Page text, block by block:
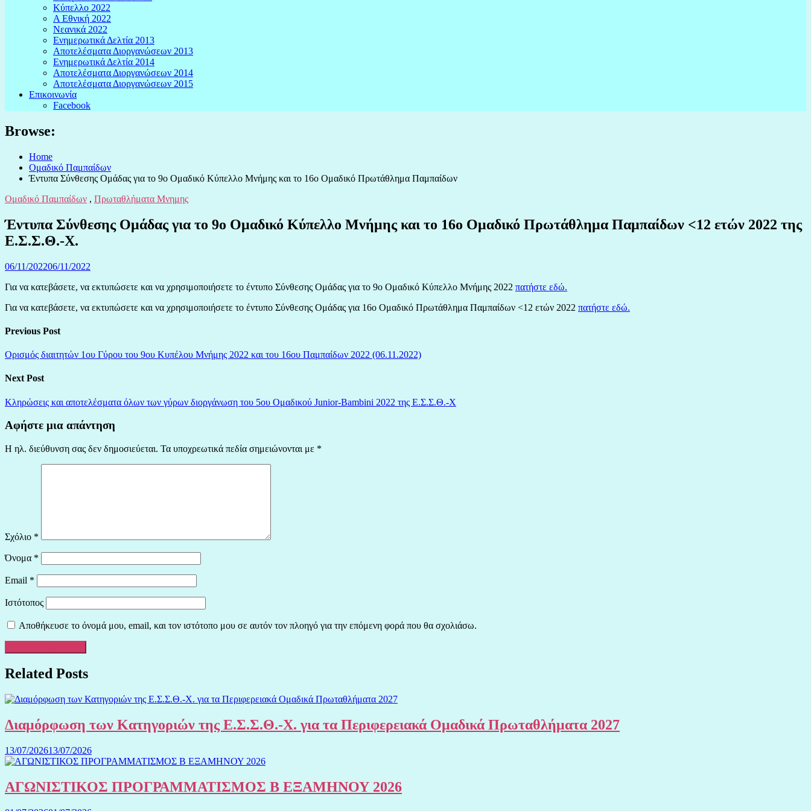
Κύπελλο 2022
Α Εθνική 2022
Νεανικά 2022
Ενημερωτικά Δελτία 2013
Αποτελέσματα Διοργανώσεων 2013
Ενημερωτικά Δελτία 2014
Αποτελέσματα Διοργανώσεων 2014
Αποτελέσματα Διοργανώσεων 2015
Επικοινωνία
Facebook
Browse:
Home
Ομαδικό Παμπαίδων
Έντυπα Σύνθεσης Ομάδας για το 9ο Ομαδικό Κύπελλο Μνήμης και το 16ο Ομαδικό Πρωτάθλημα Παμπαίδων
Ομαδικό Παμπαίδων , Πρωταθλήματα Μνημης
Έντυπα Σύνθεσης Ομάδας για το 9ο Ομαδικό Κύπελλο Μνήμης και το 16ο Ομαδικό Πρωτάθλημα Παμπαίδων <12 ετών 2022 της
Ε.Σ.Σ.Θ.-Χ.
06/11/202206/11/2022
Για να κατεβάσετε, να εκτυπώσετε και να χρησιμοποιήσετε το έντυπο Σύνθεσης Ομάδας για το 9ο Ομαδικό Κύπελλο Μνήμης 2022 πατήστε εδώ.
Για να κατεβάσετε, να εκτυπώσετε και να χρησιμοποιήσετε το έντυπο Σύνθεσης Ομάδας για 16ο Ομαδικό Πρωτάθλημα Παμπαίδων <12 ετών 2022 πατήστε εδώ.
Previous Post
Ορισμός διαιτητών 1ου Γύρου του 9ου Κυπέλου Μνήμης 2022 και του 16ου Παμπαίδων 2022 (06.11.2022)
Next Post
Κληρώσεις και αποτελέσματα όλων των γύρων διοργάνωση του 5ου Ομαδικού Junior-Bambini 2022 της Ε.Σ.Σ.Θ.-Χ
Αφήστε μια απάντηση
Η ηλ. διεύθυνση σας δεν δημοσιεύεται. Τα υποχρεωτικά πεδία σημειώνονται με *
Σχόλιο *
Όνομα *
Email *
Ιστότοπος
Αποθήκευσε το όνομά μου, email, και τον ιστότοπο μου σε αυτόν τον πλοηγό για την επόμενη φορά που θα σχολιάσω.
Related Posts
Διαμόρφωση των Κατηγοριών της Ε.Σ.Σ.Θ.-Χ. για τα Περιφερειακά Ομαδικά Πρωταθλήματα 2027
13/07/202613/07/2026
ΑΓΩΝΙΣΤΙΚΟΣ ΠΡΟΓΡΑΜΜΑΤΙΣΜΟΣ Β ΕΞΑΜΗΝΟΥ 2026